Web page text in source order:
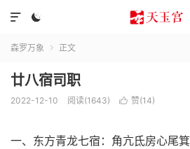


森罗万象  正文
廿八宿司职
2022-12-10 阅读(1643)  赞(14)
一、东方青龙七宿：角亢氐房心尾箕